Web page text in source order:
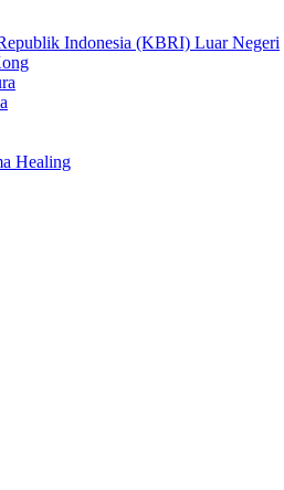
Indonesia (KBRI) Luar Negeri
Healing